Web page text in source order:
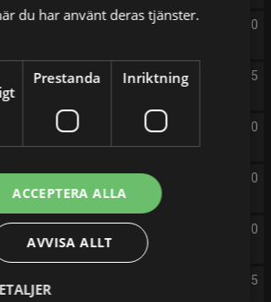
17:00
18:05
19:00
(S2 E3)
19:50
(S4 E22)
20:20
(S4 E23)
20:55
E24)
du har använt deras tjänster.
Prestanda Inriktning
ACCEPTERA ALLA
AVVISA ALLT